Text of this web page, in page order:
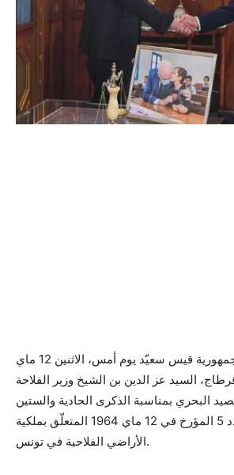
استقبل رئيس الجمهورية قيس سعيّد يوم أمس، الاثنين 12 ماي
قرطاج، السيد عز الدين بن الشيخ وزير الفلاحة
البحري بمناسبة الذكرى الحادية والستين
لصدور القانون عدد 5 المؤرخ في 12 ماي 1964 المتعلّق بملكية
الأراضي الفلاحية في تونس.